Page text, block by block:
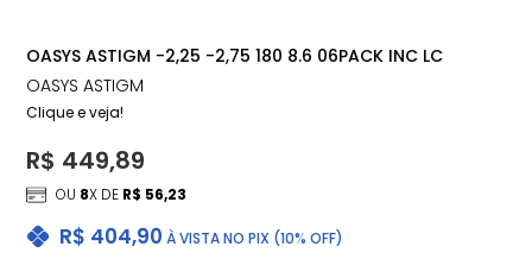
OASYS ASTIGM -2,25 -2,75 180 8.6 06PACK INC LC
OASYS ASTIGM
Clique e veja!
R$ 404,90 À VISTA NO PIX (10% OFF)
R$ 449,89
OU 8X DE R$ 56,23